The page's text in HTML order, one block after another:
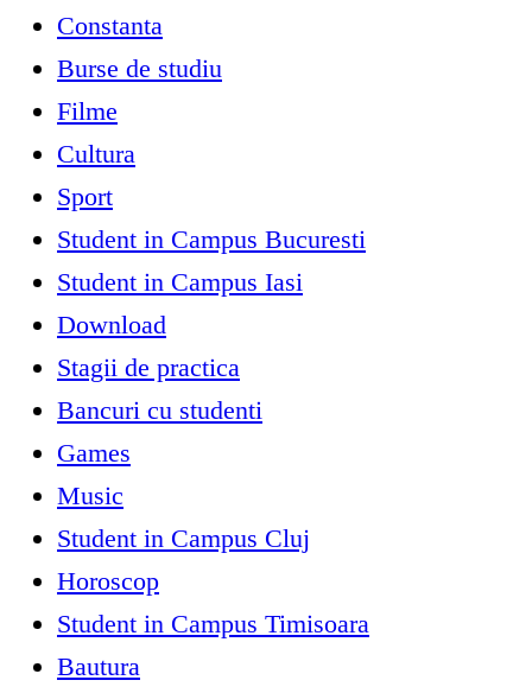
Constanta
Burse de studiu
Filme
Cultura
Sport
Student in Campus Bucuresti
Student in Campus Iasi
Download
Stagii de practica
Bancuri cu studenti
Games
Music
Student in Campus Cluj
Horoscop
Student in Campus Timisoara
Bautura